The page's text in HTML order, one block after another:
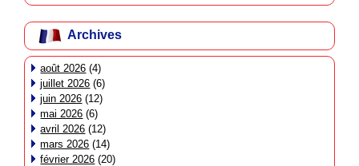
Archives
août 2026 (4)
juillet 2026 (6)
juin 2026 (12)
mai 2026 (6)
avril 2026 (12)
mars 2026 (14)
février 2026 (20)